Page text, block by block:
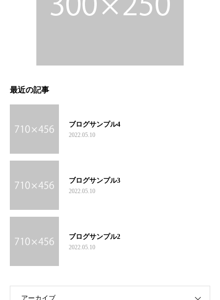
最近の記事
ブログサンプル4
2022.05.10
ブログサンプル3
2022.05.10
ブログサンプル2
2022.05.10
アーカイブ